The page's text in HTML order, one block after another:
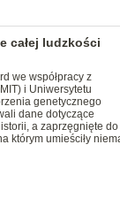
całej ludzkości
we współpracy z
i Uniwersytetu
genetycznego
dane dotyczące
a zaprzęgnięte do
którym umieściły